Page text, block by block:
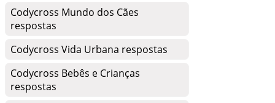
Codycross Mundo dos Cães
respostas
Codycross Vida Urbana respostas
Codycross Bebês e Crianças
respostas